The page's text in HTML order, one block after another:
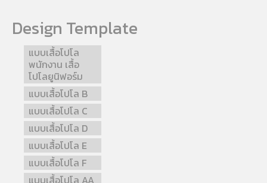
Design Template
แบบเสื้อโปโล
พนักงาน เสื้อ
โปโลยูนิฟอร์ม
แบบเสื้อโปโล B
แบบเสื้อโปโล C
แบบเสื้อโปโล D
แบบเสื้อโปโล E
แบบเสื้อโปโล F
แบบเสื้อโปโล AA